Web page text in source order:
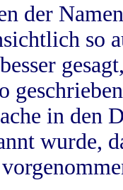
der
so
in
wurde,